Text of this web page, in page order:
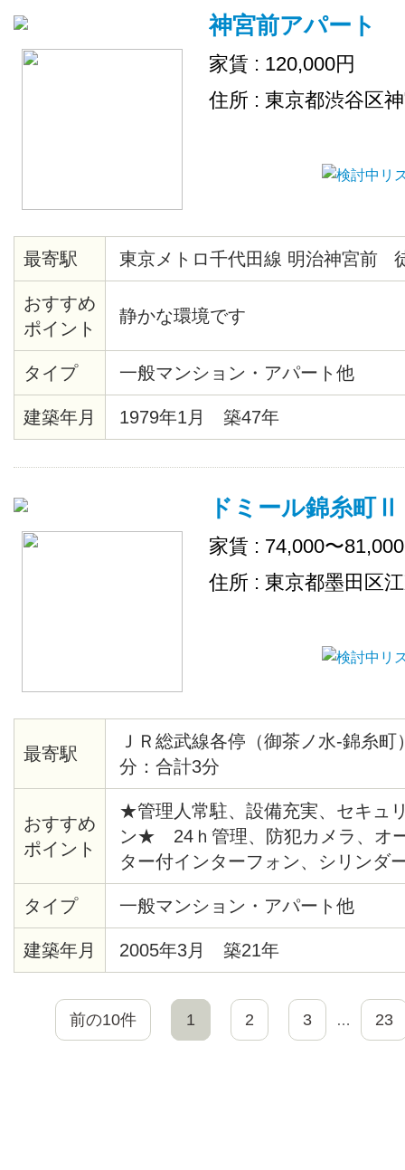
神宮前アパート
家賃 : 120,000円
住所 : 東京都渋谷区
最寄駅 東京メトロ千代田線 明治神宮前
おすすめ
ポイント
静かな環境です
タイプ 一般マンション・アパート他
建築年月 1979年1月 築47年
ドミール錦糸町Ⅱ
家賃 : 74,000〜
住所 : 東京都墨田区
最寄駅
ＪＲ総武線各停（御茶ノ水-錦糸
分：合計3分
おすすめ
ポイント
★管理人常駐、設備充実、セキュ
ン★ 24ｈ管理、防犯カメラ、オ
ター付インターフォン、シリンダ
緊急通報システム、給湯、バスト
座、システムキッチン、バルコニ
ロア、各居室照明、ピクチャーレ
システム、クローゼット、シュー
デジタル、ＢＳ、ＣＡＴＶ、イン
（ネット使用料不要）、２４時間
タイプ 一般マンション・アパート他
建築年月 2005年3月 築21年
前の10件 1 2 3 … 23